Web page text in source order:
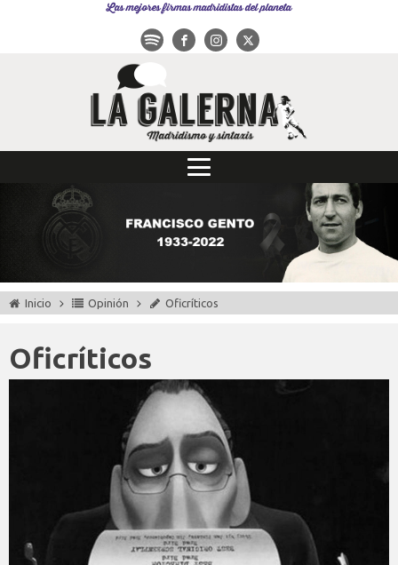
Las mejores firmas madridistas del planeta
Inicio Opinión Oficríticos
Oficríticos